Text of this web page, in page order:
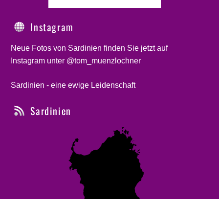
Instagram
Neue Fotos von Sardinien finden Sie jetzt auf
Instagram unter @tom_muenzlochner
Sardinien - eine ewige Leidenschaft
Sardinien